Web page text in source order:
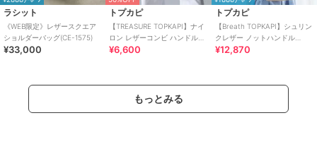
ラシット
《WEB限定》レザースクエア
ショルダーバッグ(CE-1575)
¥33,000
トプカピ
【TREASURE TOPKAPI】ナイ
ロン レザーコンビ ハンドルオ
ープン ミニ ショルダーバッグ
¥6,600
トプカピ
【Breath TOPKAPI】シュリン
クレザー ノットハンドル
2way ショルダーバッグ
¥12,870
もっとみる